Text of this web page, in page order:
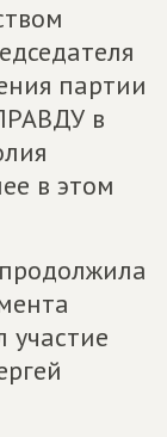
партии
в
в этом
участие